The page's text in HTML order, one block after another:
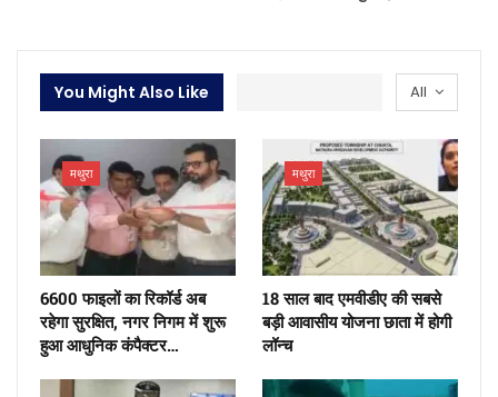
All
You Might Also Like
मथुरा
6600 फाइलों का रिकॉर्ड अब
रहेगा सुरक्षित, नगर निगम में शुरू
हुआ आधुनिक कंपैक्टर…
मथुरा
18 साल बाद एमवीडीए की सबसे
बड़ी आवासीय योजना छाता में होगी
लॉन्च